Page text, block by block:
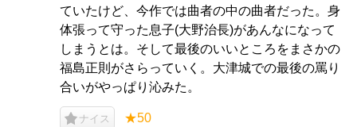
ていたけど、今作では曲者の中の曲者だった。身
体張って守った息子(大野治長)があんなになって
しまうとは。そして最後のいいところをまさかの
福島正則がさらっていく。大津城での最後の罵り
合いがやっぱり沁みた。
ナイス ★50